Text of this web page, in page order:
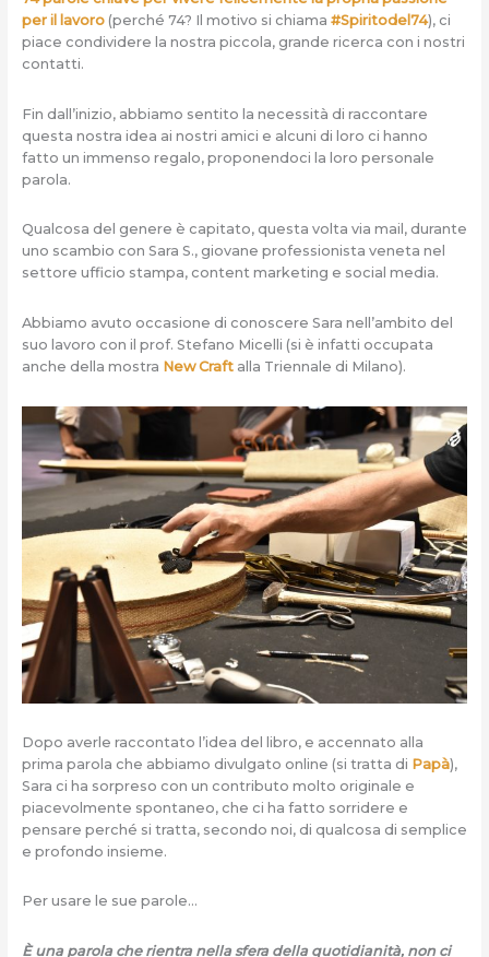
per il lavoro(perché 74? Il motivo si chiama #Spiritodel74), ci
piace condividere la nostra piccola, grande ricerca con i nostri
contatti.
Fin dall’inizio, abbiamo sentito la necessità di raccontare
questa nostra idea ai nostri amici e alcuni di loro ci hanno
fatto un immenso regalo, proponendoci la loro personale
parola.
Qualcosa del genere è capitato, questa volta via mail, durante
uno scambio con Sara S., giovane professionista veneta nel
settore ufficio stampa, content marketing e social media.
Abbiamo avuto occasione di conoscere Sara nell’ambito del
suo lavoro con il prof. Stefano Micelli (si è infatti occupata
anche della mostra New Craftalla Triennale di Milano).
Dopo averle raccontato l’idea del libro, e accennato alla
prima parola che abbiamo divulgato online (si tratta di Papà),
Sara ci ha sorpreso con un contributo molto originale e
piacevolmente spontaneo, che ci ha fatto sorridere e
pensare perché si tratta, secondo noi, di qualcosa di semplice
e profondo insieme.
Per usare le sue parole…
È una parola che rientra nella sfera della quotidianità, non ci